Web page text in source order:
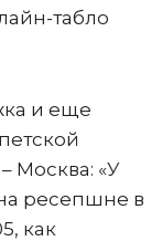
табло
и еще
Москва: «У
ресепшне в
как